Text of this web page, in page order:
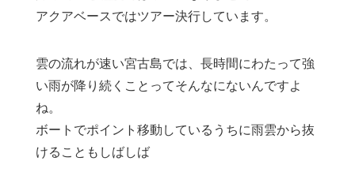
アクアベースではツアー決行しています。
雲の流れが速い宮古島では、長時間にわたって強
い雨が降り続くことってそんなにないんですよ
ね。
ボートでポイント移動しているうちに雨雲から抜
けることもしばしば